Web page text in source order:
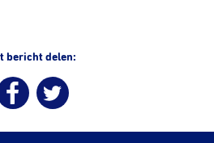
bericht delen: